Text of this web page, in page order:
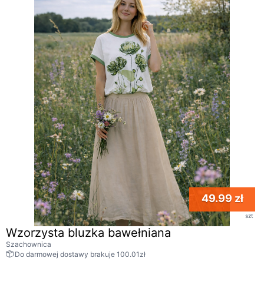
49.99 zł
szt
Wzorzysta bluzka bawełniana
Szachownica
Do darmowej dostawy brakuje 100.01zł